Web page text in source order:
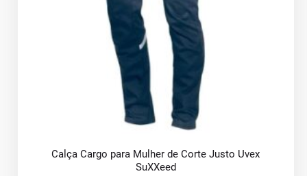
Calça Cargo para Mulher de Corte Justo Uvex
SuXXeed